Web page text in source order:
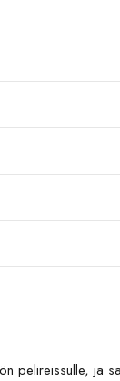
pelireissulle, ja